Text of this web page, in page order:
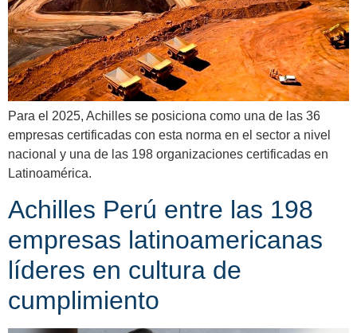
Para el 2025, Achilles se posiciona como una de las 36
empresas certificadas con esta norma en el sector a nivel
nacional y una de las 198 organizaciones certificadas en
Latinoamérica.
Achilles Perú entre las 198
empresas latinoamericanas
líderes en cultura de
cumplimiento